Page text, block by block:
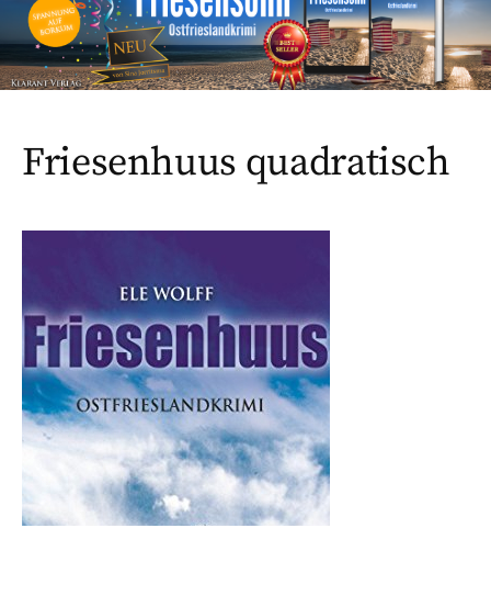
Friesenhuus quadratisch